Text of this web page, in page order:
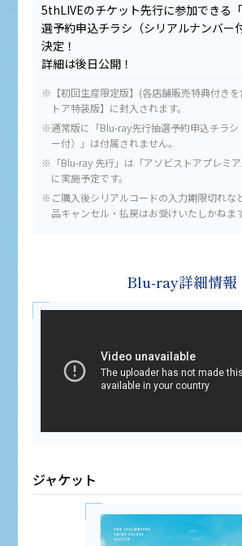
オンライン配信
物販情報
4thLIVE記念特別動画
注意事項
Q&A
5thLIVEのチケット先行に参加できる
選予約申込チラシ（シリアルナンバー
決定！
詳細は後日公開！
※【初回生産限定版】(各店舗販売特典付き
トア特装版】に封入されます。
※通常版に「Blu-ray先行抽選予約申込チラシ
ー付）」は付属されません。
※「Blu-ray 先行」は「アソビストアプレミ
に実施予定です。
※ご購入後シリアルコードの入力期限切れな
品キャンセル・払戻はお受けいたしかねます
Blu-ray詳細情報
ジャケット